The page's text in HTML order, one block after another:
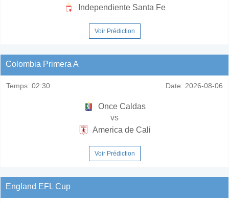
Independiente Santa Fe
Voir Prédiction
Colombia Primera A
Temps: 02:30 Date: 2026-08-06
Once Caldas
vs
America de Cali
Voir Prédiction
England EFL Cup